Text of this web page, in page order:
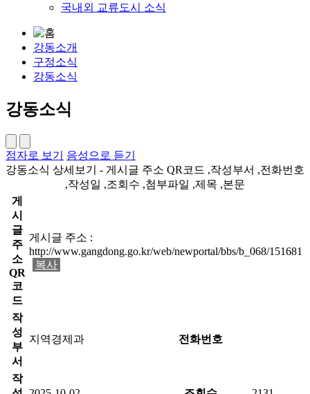
국내외 교류도시 소식
강동소개
구정소식
강동소식
강동소식
점자로 보기
음성으로 듣기
강동소식 상세보기 - 게시글 주소 QR코드 ,작성부서 ,전화번호
,작성일 ,조회수 ,첨부파일 ,제목 ,본문
게
시
글
주
소
QR
코
드
게시글 주소 :
http://www.gangdong.go.kr/web/newportal/bbs/b_068/151681
복사
작
성
부
서
지역경제과 전화번호
작